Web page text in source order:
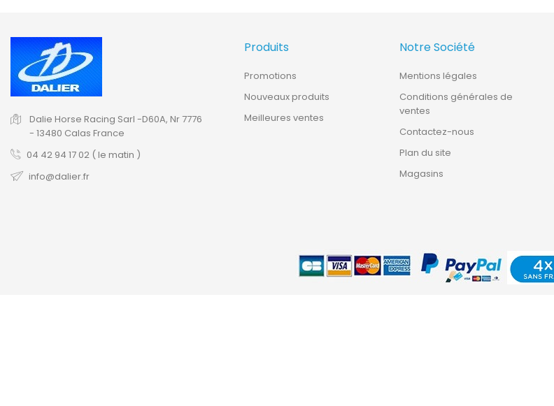
Dalie Horse Racing Sarl -D60A, Nr 7776
- 13480 Calas France
04 42 94 17 02 ( le matin )
info@dalier.fr
Produits
Promotions
Nouveaux produits
Meilleures ventes
Notre Société
Mentions légales
Conditions générales de
ventes
Contactez-nous
Plan du site
Magasins